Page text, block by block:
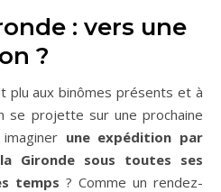
: vers une
?
plu aux binômes présents et à
se projette sur une prochaine
une expédition par
Gironde sous toutes ses
temps ? Comme un rendez-